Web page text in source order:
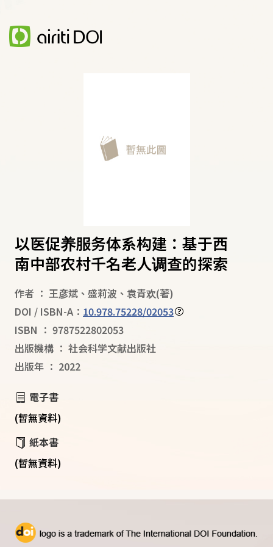
以医促养服务体系构建：基于西
南中部农村千名老人调查的探索
作者 ： 王彦斌 、 盛莉波 、 袁青欢(著)
DOI / ISBN-A： 10.978.75228/02053
ISBN ： 9787522802053
出版機構 ： 社会科学文献出版社
出版年 ： 2022
電子書
(暫無資料)
紙本書
(暫無資料)